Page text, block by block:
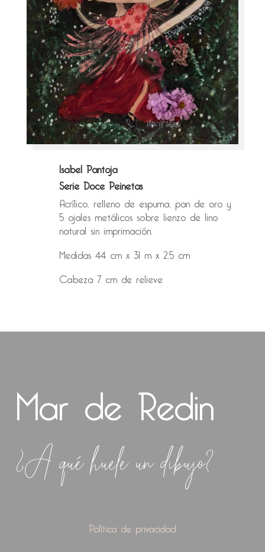
Isabel Pantoja
Serie Doce Peinetas
Acrílico, relleno de espuma, pan de oro y
5 ojales metálicos sobre lienzo de lino
natural sin imprimación.
Medidas 44 cm x 31 m x 2,5 cm
Cabeza 7 cm de relieve
Mar de Redin
¿A qué huele un dibujo?
Política de privacidad